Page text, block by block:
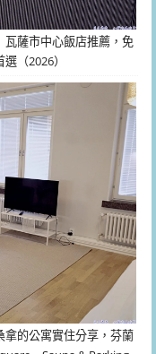
瓦薩市中心飯店推薦，免
（2026）
的公寓實住分享，芬蘭